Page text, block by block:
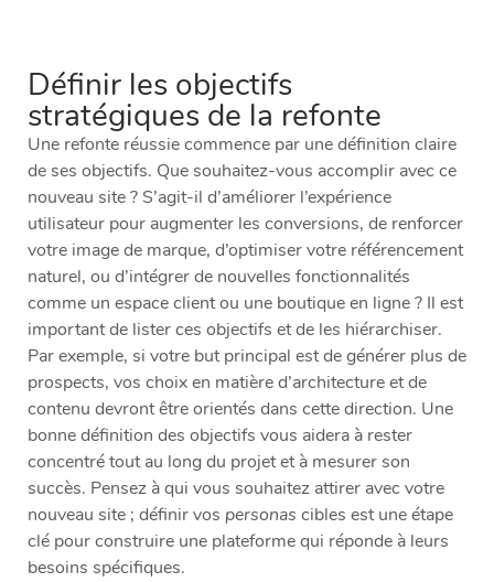
Définir les objectifs
stratégiques de la refonte
Une refonte réussie commence par une définition claire
de ses objectifs. Que souhaitez-vous accomplir avec ce
nouveau site ? S’agit-il d’améliorer l’expérience
utilisateur pour augmenter les conversions, de renforcer
votre image de marque, d’optimiser votre référencement
naturel, ou d’intégrer de nouvelles fonctionnalités
comme un espace client ou une boutique en ligne ? Il est
important de lister ces objectifs et de les hiérarchiser.
Par exemple, si votre but principal est de générer plus de
prospects, vos choix en matière d’architecture et de
contenu devront être orientés dans cette direction. Une
bonne définition des objectifs vous aidera à rester
concentré tout au long du projet et à mesurer son
succès. Pensez à qui vous souhaitez attirer avec votre
nouveau site ; définir vos personas cibles est une étape
clé pour construire une plateforme qui réponde à leurs
besoins spécifiques.